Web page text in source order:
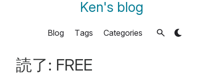
Ken's blog
Blog Tags Categories
読了: FREE